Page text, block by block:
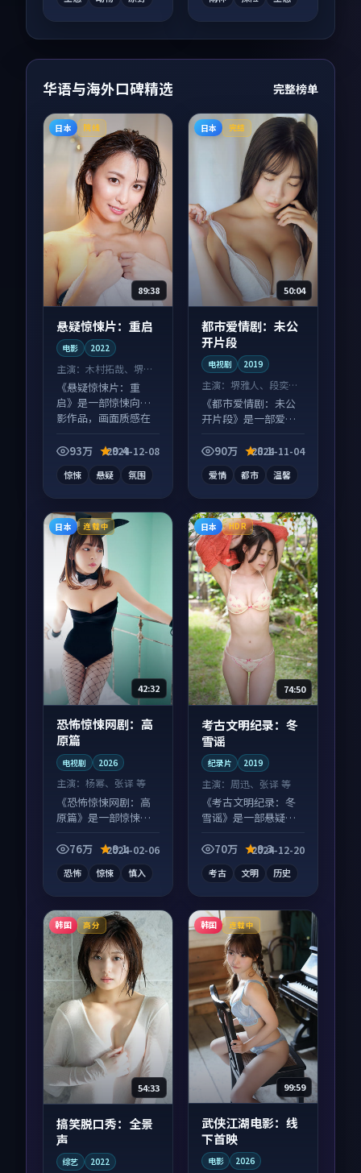
华语与海外口碑精选 完整榜单
日本 院线
89:38
悬疑惊悚片：重启
电影 2022
主演： 木村拓哉、堺雅
人 等
《悬疑惊悚片：重
启》是一部惊悚向电
影作品，画面质感在
度高。
93万 9.4
2024-12-08
惊悚 悬疑 氛围
日本 完结
50:04
都市爱情剧：未公
开片段
电视剧 2019
主演：堺雅人、段奕宏
等
《都市爱情剧：未公
开片段》是一部爱情
大屏端观看，细节更
90万 8.1
2024-11-04
爱情 都市 温馨
日本 连载中
42:32
恐怖惊悚网剧：高
原篇
电视剧 2026
主演： 杨幂、张译 等
《恐怖惊悚网剧：高
原篇》是一部惊悚向
蛋别错过，字幕区常
76万 9.1
2024-02-06
恐怖 惊悚 慎入
日本 HDR
74:50
考古文明纪录：冬
雪谣
纪录片 2019
主演： 周迅、张译 等
《考古文明纪录：冬
雪谣》是一部悬疑向
蛋别错过，字幕区常
70万 9.3
2024-12-20
考古 文明 历史
韩国 高分
54:33
搞笑脱口秀：全景
声
综艺 2022
韩国 连载中
99:59
武侠江湖电影：线
下首映
电影 2026